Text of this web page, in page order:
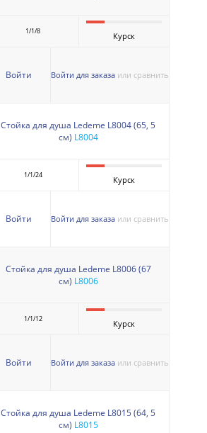
1/1/8 Курск
Войти Войти для заказа или сравнить
Стойка для душа Ledeme L8004 (65, 5
см) L8004
1/1/24 Курск
Войти Войти для заказа или сравнить
Стойка для душа Ledeme L8006 (67
см) L8006
1/1/12 Курск
Войти Войти для заказа или сравнить
Стойка для душа Ledeme L8015 (64, 5
см) L8015